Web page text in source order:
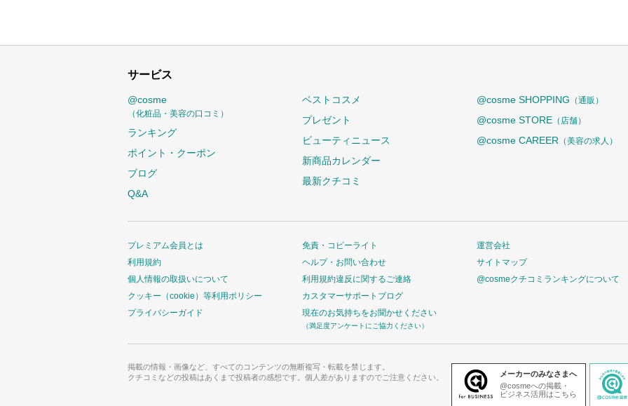
サービス
@cosme
（化粧品・美容の口コミ）
ランキング
ポイント・クーポン
ブログ
Q&A
ベストコスメ
プレゼント
ビューティニュース
新商品カレンダー
最新クチコミ
@cosme SHOPPING （通販）
@cosme STORE （店舗）
@cosme CAREER （美容の求人）
プレミアム会員とは
利用規約
個人情報の取扱いについて
クッキー（cookie）等利用ポリシー
プライバシーガイド
免責・コピーライト
ヘルプ・お問い合わせ
利用規約違反に関するご連絡
カスタマーサポートブログ
現在のお気持ちをお聞かせください
（満足度アンケートにご協力ください）
運営会社
サイトマップ
@cosmeクチコミランキングについて
掲載の情報・画像など、すべてのコンテンツの無断複写・転載を禁じます。
クチコミなどの投稿はあくまで投稿者の感想です。個人差がありますのでご注意ください。
メーカーのみなさまへ
@cosmeへの掲載・
ビジネス活用はこちら